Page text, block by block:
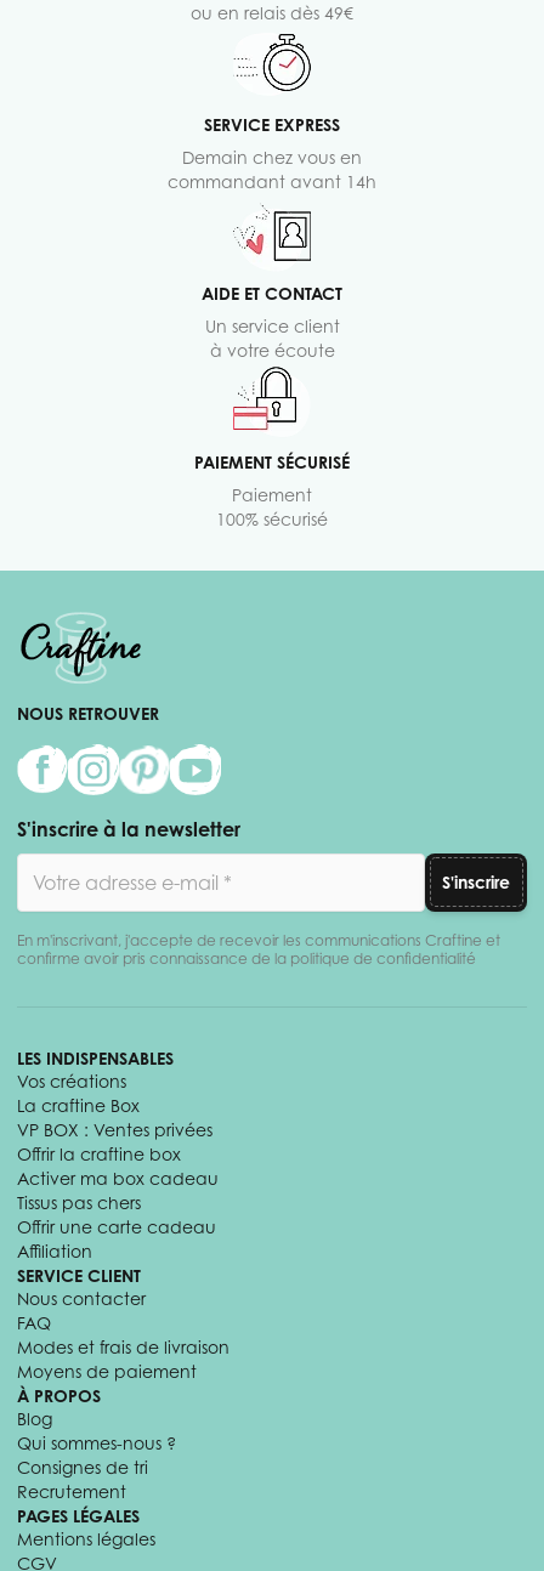
ou en relais dès 49€
SERVICE EXPRESS
Demain chez vous en
commandant avant 14h
AIDE ET CONTACT
Un service client
à votre écoute
PAIEMENT SÉCURISÉ
Paiement
100% sécurisé
NOUS RETROUVER
S'inscrire à la newsletter
S'inscrire
En m'inscrivant, j'accepte de recevoir les communications Craftine et
confirme avoir pris connaissance de la politique de confidentialité
LES INDISPENSABLES
Vos créations
La craftine Box
VP BOX : Ventes privées
Offrir la craftine box
Activer ma box cadeau
Tissus pas chers
Offrir une carte cadeau
Affiliation
SERVICE CLIENT
Nous contacter
FAQ
Modes et frais de livraison
Moyens de paiement
À PROPOS
Blog
Qui sommes-nous ?
Consignes de tri
Recrutement
PAGES LÉGALES
Mentions légales
CGV